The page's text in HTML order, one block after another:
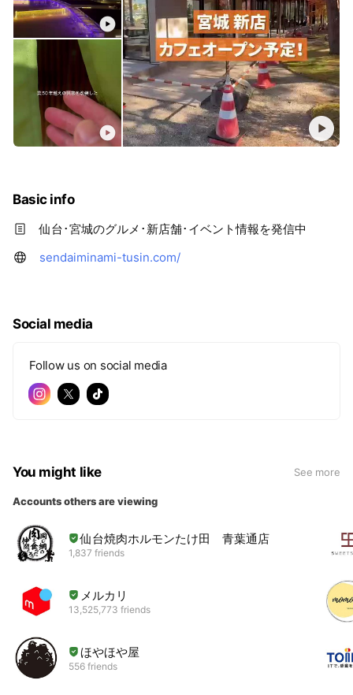
Basic info
仙台･宮城のグルメ･新店舗･イベント情報を発信中
sendaiminami-tusin.com/
Social media
Follow us on social media
You might like See more
Accounts others are viewing
仙台焼肉ホルモンたけ田 青葉通店
1,837 friends
メルカリ
13,525,773 friends
ほやほや屋
556 friends